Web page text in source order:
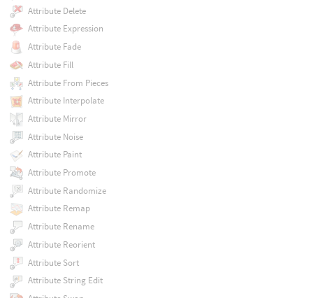
Attribute Delete
Attribute Expression
Attribute Fade
Attribute Fill
Attribute From Pieces
Attribute Interpolate
Attribute Mirror
Attribute Noise
Attribute Paint
Attribute Promote
Attribute Randomize
Attribute Remap
Attribute Rename
Attribute Reorient
Attribute Sort
Attribute String Edit